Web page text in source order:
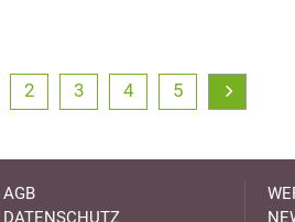
2 3 4 5
AGB
DATENSCHUTZ